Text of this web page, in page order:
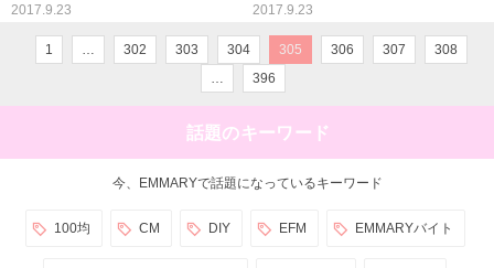
2017.9.23
2017.9.23
1 … 302 303 304 305 306 307
308
…
396
話題のキーワード
今、EMMARYで話題になっているキーワード
100均 CM DIY EFM EMMARYバイト